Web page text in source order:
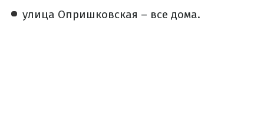
улица Опришковская – все дома.